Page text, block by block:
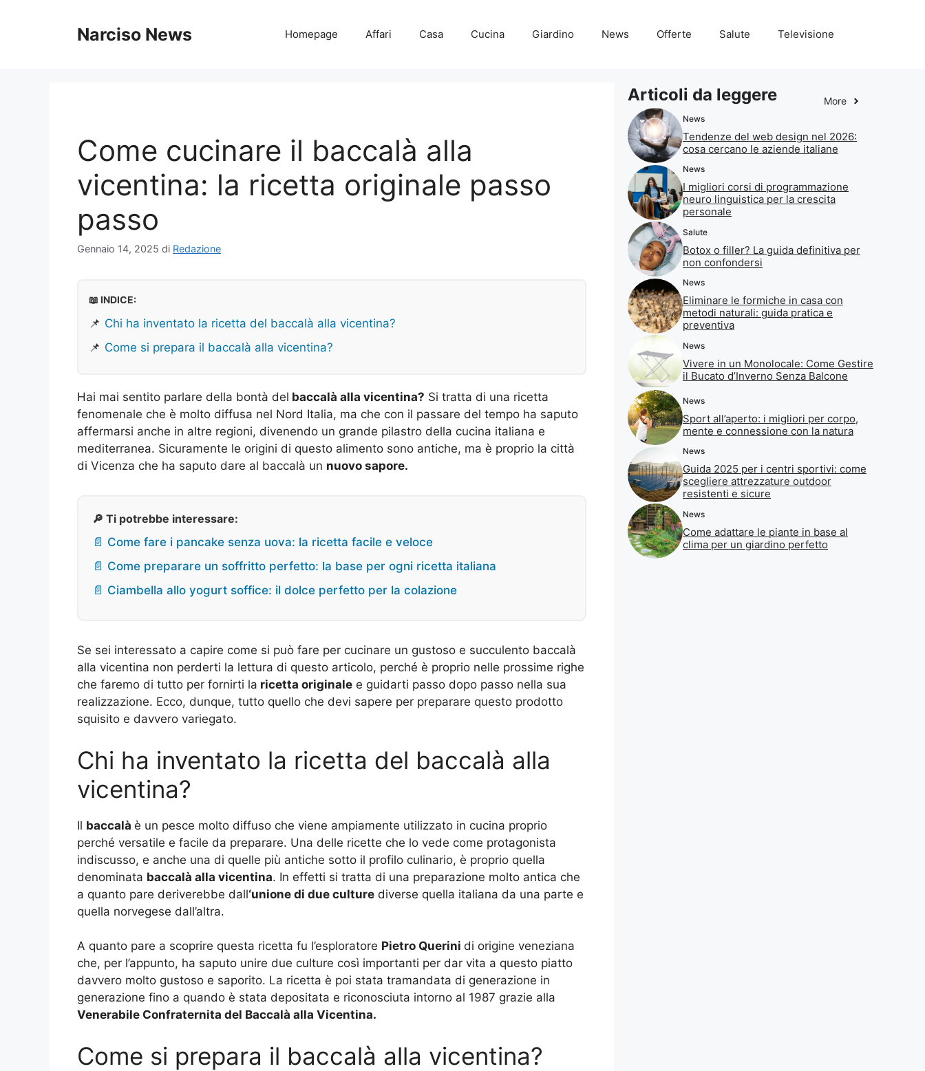
Narciso News Homepage Affari Casa Cucina Giardino News Offerte Salute Televisione
Come cucinare il baccalà alla
vicentina: la ricetta originale passo
passo
Gennaio 14, 2025 di Redazione
📖 INDICE:
📌 Chi ha inventato la ricetta del baccalà alla vicentina?
📌 Come si prepara il baccalà alla vicentina?
Hai mai sentito parlare della bontà del baccalà alla vicentina? Si tratta di una ricetta
fenomenale che è molto diffusa nel Nord Italia, ma che con il passare del tempo ha saputo
affermarsi anche in altre regioni, divenendo un grande pilastro della cucina italiana e
mediterranea. Sicuramente le origini di questo alimento sono antiche, ma è proprio la città
di Vicenza che ha saputo dare al baccalà un nuovo sapore.
🔎 Ti potrebbe interessare:
📄 Come fare i pancake senza uova: la ricetta facile e veloce
📄 Come preparare un soffritto perfetto: la base per ogni ricetta italiana
📄 Ciambella allo yogurt soffice: il dolce perfetto per la colazione
Se sei interessato a capire come si può fare per cucinare un gustoso e succulento baccalà
alla vicentina non perderti la lettura di questo articolo, perché è proprio nelle prossime righe
che faremo di tutto per fornirti la ricetta originale e guidarti passo dopo passo nella sua
realizzazione. Ecco, dunque, tutto quello che devi sapere per preparare questo prodotto
squisito e davvero variegato.
Chi ha inventato la ricetta del baccalà alla
vicentina?
Il baccalà è un pesce molto diffuso che viene ampiamente utilizzato in cucina proprio
perché versatile e facile da preparare. Una delle ricette che lo vede come protagonista
indiscusso, e anche una di quelle più antiche sotto il profilo culinario, è proprio quella
denominata baccalà alla vicentina. In effetti si tratta di una preparazione molto antica che
a quanto pare deriverebbe dall‘unione di due culture diverse quella italiana da una parte e
quella norvegese dall’altra.
A quanto pare a scoprire questa ricetta fu l’esploratore Pietro Querini di origine veneziana
che, per l’appunto, ha saputo unire due culture così importanti per dar vita a questo piatto
davvero molto gustoso e saporito. La ricetta è poi stata tramandata di generazione in
generazione fino a quando è stata depositata e riconosciuta intorno al 1987 grazie alla
Venerabile Confraternita del Baccalà alla Vicentina.
Come si prepara il baccalà alla vicentina?
Articoli da leggere More
News
Tendenze del web design nel 2026:
cosa cercano le aziende italiane
News
I migliori corsi di programmazione
neuro linguistica per la crescita
personale
Salute
Botox o filler? La guida definitiva per
non confondersi
News
Eliminare le formiche in casa con
metodi naturali: guida pratica e
preventiva
News
Vivere in un Monolocale: Come Gestire
il Bucato d’Inverno Senza Balcone
News
Sport all’aperto: i migliori per corpo,
mente e connessione con la natura
News
Guida 2025 per i centri sportivi: come
scegliere attrezzature outdoor
resistenti e sicure
News
Come adattare le piante in base al
clima per un giardino perfetto